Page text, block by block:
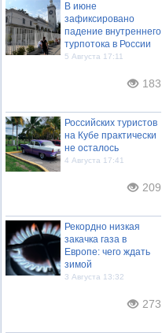
В июне
зафиксировано
падение внутреннего
турпотока в России
5 Августа 17:11
183
Российских туристов
на Кубе практически
не осталось
4 Августа 17:41
209
Рекордно низкая
закачка газа в
Европе: чего ждать
зимой
3 Августа 13:32
273